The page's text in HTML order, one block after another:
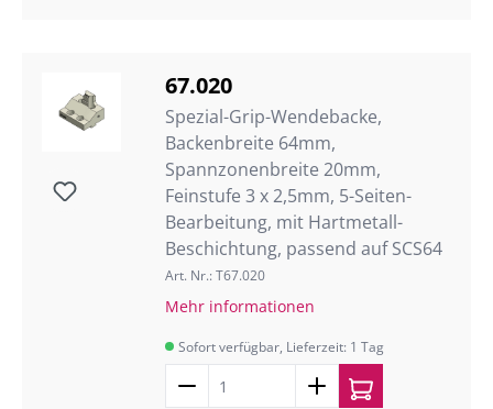
67.020
Spezial-Grip-Wendebacke,
Backenbreite 64mm,
Spannzonenbreite 20mm,
Feinstufe 3 x 2,5mm, 5-Seiten-
Bearbeitung, mit Hartmetall-
Beschichtung, passend auf SCS64
Art. Nr.: T67.020
Mehr informationen
Sofort verfügbar, Lieferzeit: 1 Tag